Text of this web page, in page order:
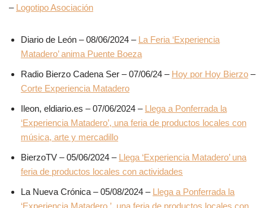
– Logotipo Asociación
Diario de León – 08/06/2024 – La Feria ‘Experiencia
Matadero’ anima Puente Boeza
Radio Bierzo Cadena Ser – 07/06/24 – Hoy por Hoy Bierzo –
Corte Experiencia Matadero
Ileon, eldiario.es – 07/06/2024 – Llega a Ponferrada la
‘Experiencia Matadero’, una feria de productos locales con
música, arte y mercadillo
BierzoTV – 05/06/2024 – Llega ‘Experiencia Matadero’ una
feria de productos locales con actividades
La Nueva Crónica – 05/08/2024 – Llega a Ponferrada la
‘Experiencia Matadero ’, una feria de productos locales con